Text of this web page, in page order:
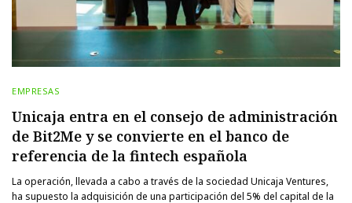
EMPRESAS
Unicaja entra en el consejo de administración
de Bit2Me y se convierte en el banco de
referencia de la fintech española
La operación, llevada a cabo a través de la sociedad Unicaja Ventures,
ha supuesto la adquisición de una participación del 5% del capital de la